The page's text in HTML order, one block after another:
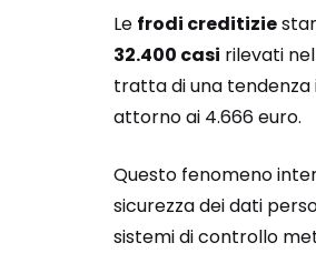
Le frodi creditizie
32.400 casi rilevati
tratta di una tendenza
attorno ai 4.666 euro.
Questo fenomeno
sicurezza dei dati
sistemi di controllo